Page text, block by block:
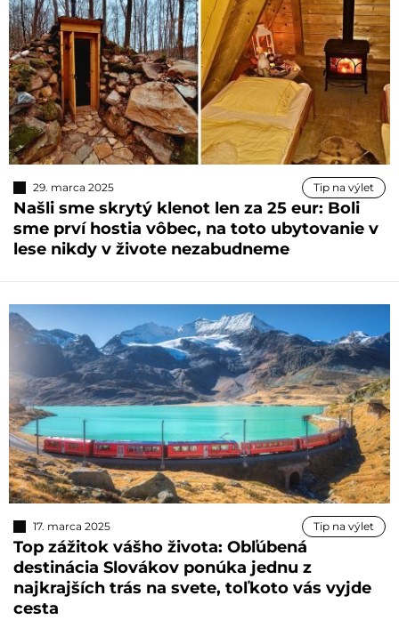
29. marca 2025 Tip na výlet
Našli sme skrytý klenot len za 25 eur: Boli
sme prví hostia vôbec, na toto ubytovanie v
lese nikdy v živote nezabudneme
17. marca 2025 Tip na výlet
Top zážitok vášho života: Obľúbená
destinácia Slovákov ponúka jednu z
najkrajších trás na svete, toľkoto vás vyjde
cesta